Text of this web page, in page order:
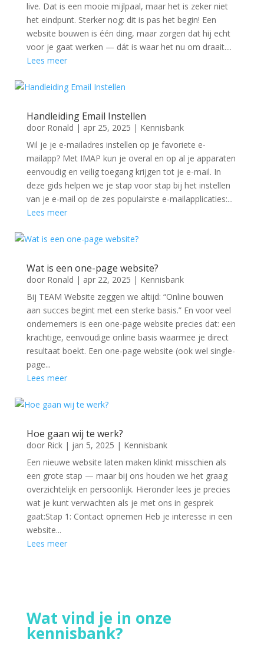
live. Dat is een mooie mijlpaal, maar het is zeker niet
het eindpunt. Sterker nog: dit is pas het begin! Een
website bouwen is één ding, maar zorgen dat hij echt
voor je gaat werken — dát is waar het nu om draait....
Lees meer
Handleiding Email Instellen
door Ronald | apr 25, 2025 | Kennisbank
Wil je je e-mailadres instellen op je favoriete e-
mailapp? Met IMAP kun je overal en op al je apparaten
eenvoudig en veilig toegang krijgen tot je e-mail. In
deze gids helpen we je stap voor stap bij het instellen
van je e-mail op de zes populairste e-mailapplicaties:...
Lees meer
Wat is een one-page website?
door Ronald | apr 22, 2025 | Kennisbank
Bij TEAM Website zeggen we altijd: “Online bouwen
aan succes begint met een sterke basis.” En voor veel
ondernemers is een one-page website precies dat: een
krachtige, eenvoudige online basis waarmee je direct
resultaat boekt. Een one-page website (ook wel single-
page...
Lees meer
Hoe gaan wij te werk?
door Rick| jan 5, 2025 | Kennisbank
Een nieuwe website laten maken klinkt misschien als
een grote stap — maar bij ons houden we het graag
overzichtelijk en persoonlijk. Hieronder lees je precies
wat je kunt verwachten als je met ons in gesprek
gaat:Stap 1: Contact opnemen Heb je interesse in een
website...
Lees meer
Wat vind je in onze
kennisbank?